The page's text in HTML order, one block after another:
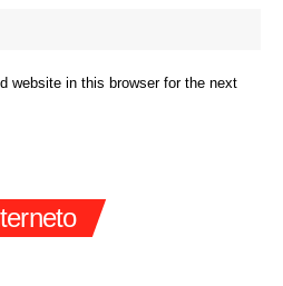
website in this browser for the next